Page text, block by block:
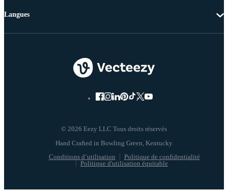
© 2026 Eezy LLC Tous droits réservés
Conditions d’utilisation
Politique de confidentialité
Politique d'utilisation équitable
Langues